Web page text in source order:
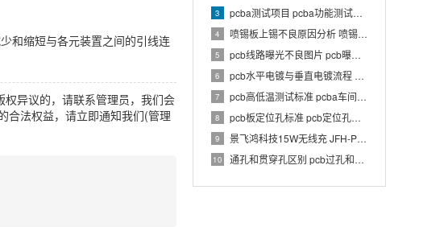
3 pcba测试项目 pcba功能测试有哪些项
4 喷锡板上锡不良原因分析 喷锡板不上锡处理
5 pcb线路曝光不良图片 pcb曝光工艺原理
6 pcb水平电镀与垂直电镀流程 pcb电镀工艺介绍
7 pcb高低温测试标准 pcba车间温湿度要求
8 pcb板定位孔标准 pcb定位孔和定位柱要求
9 景飞鸿科技15W无线充 JFH-PWC-TX033 1.0 PCBA 规格书
10 通孔和贯穿孔区别 pcb过孔和通孔区别
和缩短与各元装置之间的引线连
异议的，请联系管理员，我们会
合法权益，请立即通知我们(管理